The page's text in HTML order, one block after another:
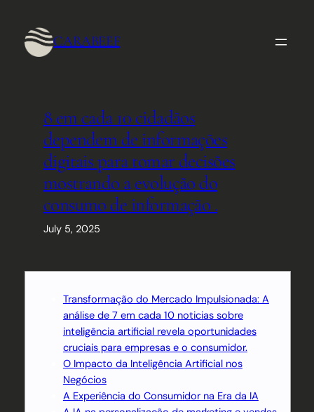
content
CARABEEF
8 em cada 10 cidadãos
dependem de informações
digitais para tomar decisões
mostrando a evolução do
consumo de informação .
July 5, 2025
Transformação do Mercado Impulsionada: A
análise de 7 em cada 10 noticias sobre
inteligência artificial revela oportunidades
cruciais para empresas e o consumidor.
O Impacto da Inteligência Artificial nos
Negócios
A Experiência do Consumidor na Era da IA